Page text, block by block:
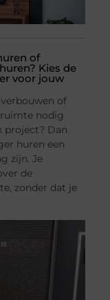
of
Kies de
voor jouw
of
nodig
project? Dan
huren een
zijn. Je
de
zonder dat je